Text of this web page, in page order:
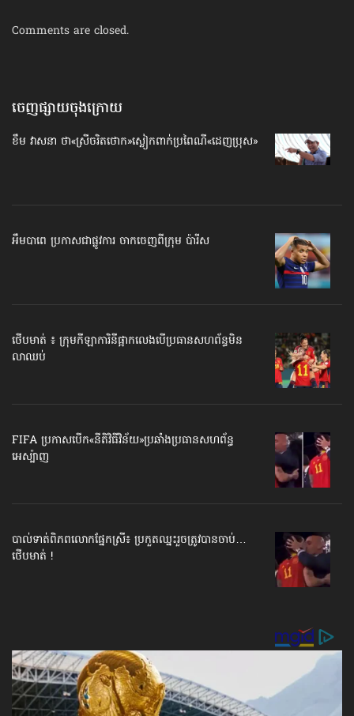
Comments are closed.
ចេញផ្សាយចុងក្រោយ
ខឹម វាសនា ថា«ស្រីចរិតថោក»​ស្លៀកពាក់ប្រពៃណី​«ដេញប្រុស»
អឹមបាពេ ប្រកាសជាផ្លូវការ ចាកចេញពីក្រុម ប៉ារីស
ថើបមាត់ ៖ ក្រុមកីឡាការិនី​ផ្អាកលេង​​បើប្រធានសហព័ន្ធ​មិន
លាឈប់
FIFA ប្រកាសបើក​«នីតិវិធីវិន័យ»​ប្រឆាំងប្រធានសហព័ន្ធ​
អេស្ប៉ាញ
បាល់ទាត់​ពិភពលោក​ផ្នែកស្រី៖ ប្រកួតឈ្នះរួច​ត្រូវបានចាប់…
ថើបមាត់ !